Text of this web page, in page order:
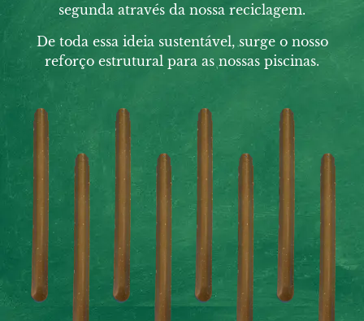
segunda através da nossa reciclagem.
De toda essa ideia sustentável, surge o nosso
reforço estrutural para as nossas piscinas.